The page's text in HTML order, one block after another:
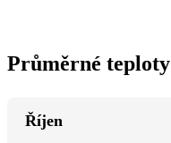
Průměrné
Říjen